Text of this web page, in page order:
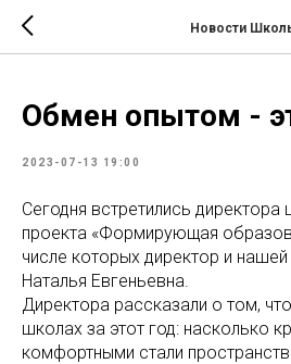
Новости
Обмен опытом -
2023-07-13 19:00
Сегодня встретились директора
проекта «Формирующая
числе которых директор и
Наталья Евгеньевна.
Директора рассказали о том,
школах за этот год: насколько
комфортными стали